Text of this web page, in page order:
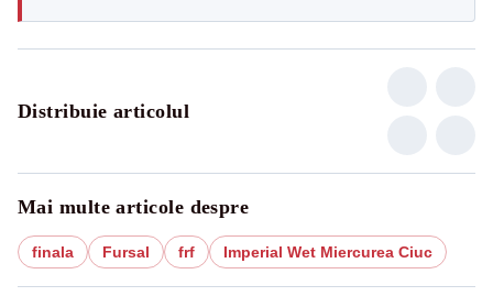
Distribuie articolul
Mai multe articole despre
finala Fursal frf Imperial Wet Miercurea Ciuc